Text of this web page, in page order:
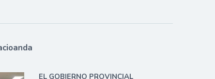
EL GOBIERNO PROVINCIAL